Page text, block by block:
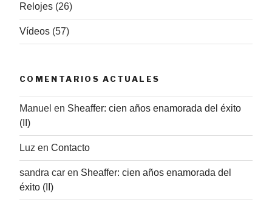
Relojes (26)
Vídeos (57)
COMENTARIOS ACTUALES
Manuel en Sheaffer: cien años enamorada del éxito
(II)
Luz en Contacto
sandra car en Sheaffer: cien años enamorada del
éxito (II)